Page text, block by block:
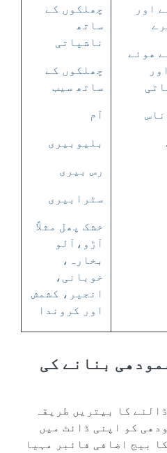
اور
ھوئے
چھلکوں کے
ساتھ
ناشپاتی
چھلکوں کے
ساتھ سیب
آم
بلیوبیری
رس بیری
سٹرابیری
خشک پھل مثلاً
آڑو،آلو
بخارہ،
خوبانی،
انجیر، کشمش
اور کروندا
بنانے کی
کا بیتریں طریقہ
کو اپنی ڈائٹ میں
بیج اضافی فائبر مہیا